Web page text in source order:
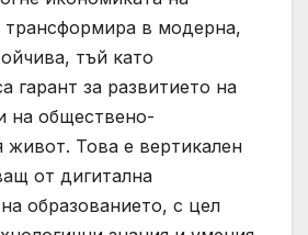
трансформира в модерна,
тъй като
гарант за развитието на
на обществено-
живот. Това е вертикален
от дигитална
образованието, с цел